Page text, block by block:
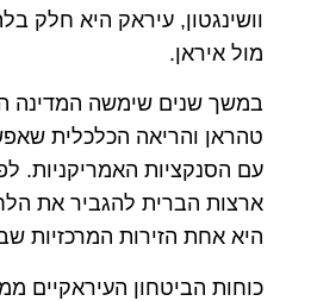
וושינגטון, עיראק היא חלק
מול איראן.
במשך שנים שימשה המדינה
טהראן והריאה הכלכלית
עם הסנקציות האמריקניות.
ארצות הברית להגביר את
היא אחת הזירות המרכזיות
כוחות הביטחון העיראקיים